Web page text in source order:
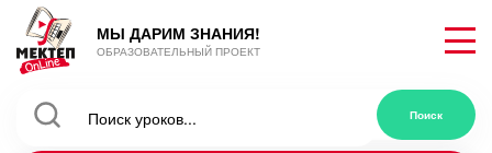
МЫ ДАРИМ ЗНАНИЯ!
ОБРАЗОВАТЕЛЬНЫЙ ПРОЕКТ